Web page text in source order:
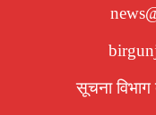
सूचना